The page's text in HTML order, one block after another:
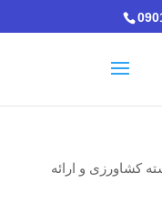
کشاورزی و ارائه